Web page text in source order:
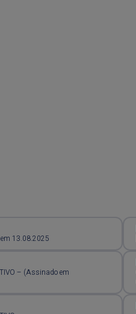
13.08.2025
– (Assinado em